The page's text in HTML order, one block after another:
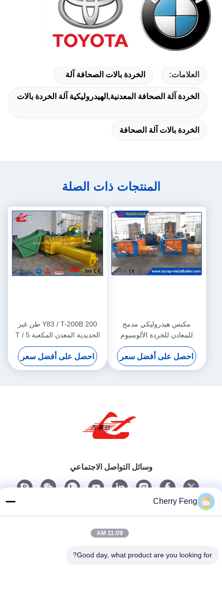
العلامات: الخردة بالات الصحافة آلة
الخردة آلة الصحافة المعدنية,الهيدروليكية آلة الخردة بالات
الخردة بالات آلة الصحافة
المنتجات ذات الصلة
مكبس هيدروليكي مدمج
للمعادن للخردة الألومنيوم
والنحاس، قوة 160 طن مع مبرد
زيت بالهواء
احصل على أفضل سعر
Y83 / T-200B 200 طن غير
الحديدية المعدن المكعبة 5 T /
احصل على أفضل سعر
وسائل التواصل الاجتماعي
Cherry Feng
11:09 AM
Good day, what product are you looking for?